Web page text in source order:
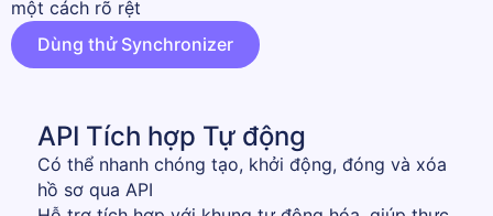
một cách rõ rệt
Dùng thử Synchronizer
API Tích hợp Tự động
Có thể nhanh chóng tạo, khởi động, đóng và xóa
hồ sơ qua API